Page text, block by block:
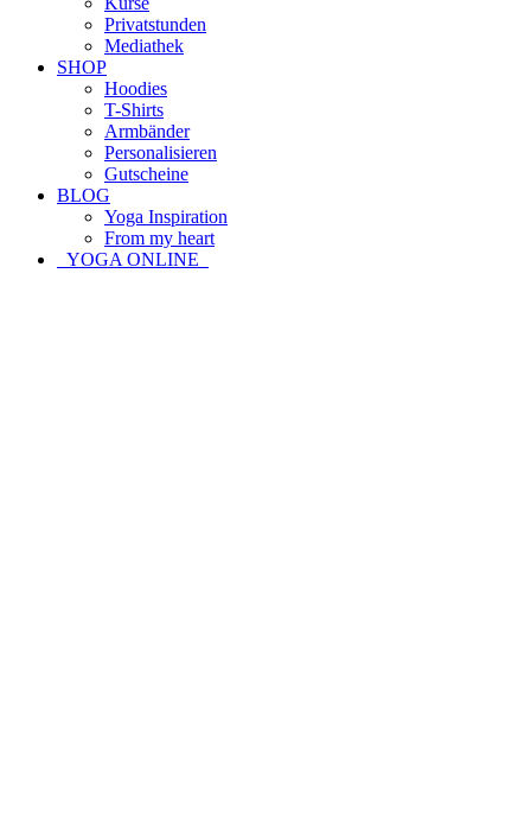
Privatstunden
Mediathek
SHOP
Hoodies
T-Shirts
Armbänder
Personalisieren
Gutscheine
BLOG
Yoga Inspiration
From my heart
YOGA ONLINE